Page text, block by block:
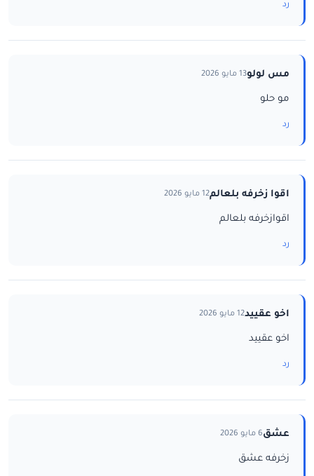
رد
مس لولو13 مايو 2026
مو حلو
رد
اقوا زخرفه بلعالم12 مايو 2026
اقوازخرفه بلعالم
رد
اخو عقييد12 مايو 2026
اخو عقييد
رد
عشق6 مايو 2026
زخرفه عشق